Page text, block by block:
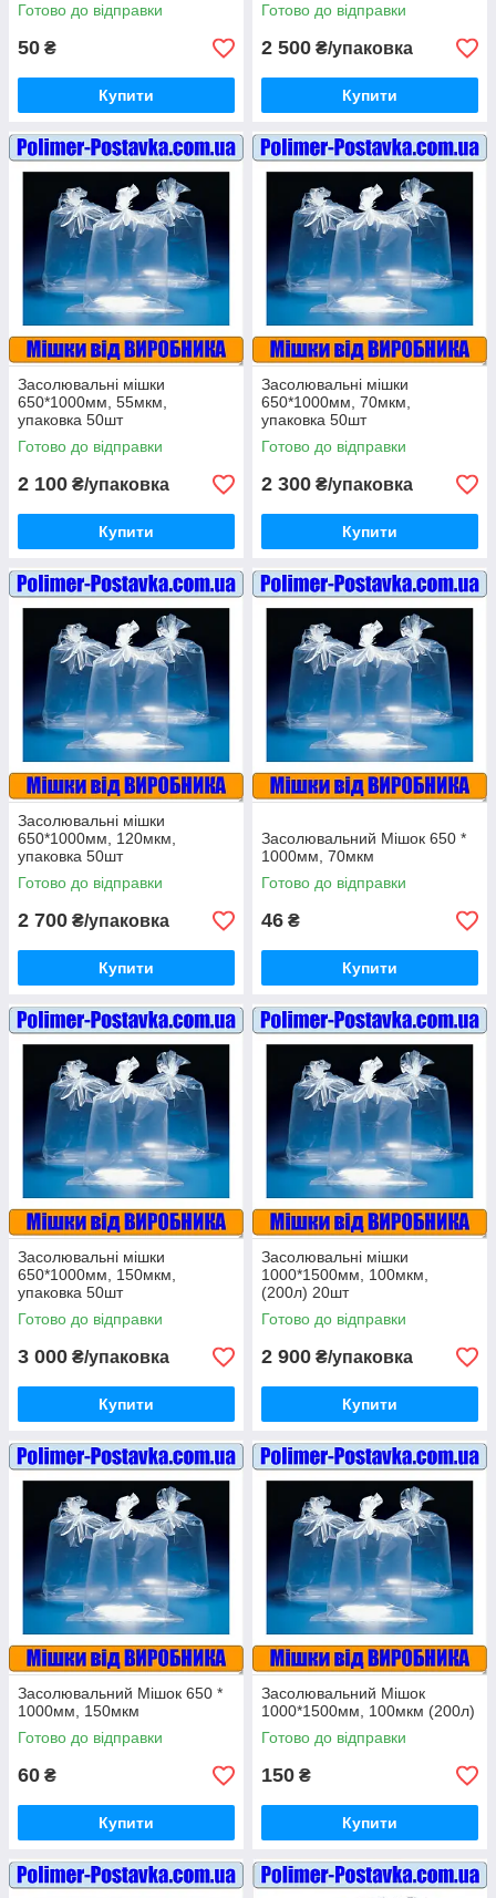
Готово до відправки
50 ₴
Купити
Готово до відправки
2 500 ₴/упаковка
Купити
Засолювальні мішки
650*1000мм, 55мкм,
упаковка 50шт
Готово до відправки
2 100 ₴/упаковка
Купити
Засолювальні мішки
650*1000мм, 70мкм,
упаковка 50шт
Готово до відправки
2 300 ₴/упаковка
Купити
Засолювальні мішки
650*1000мм, 120мкм,
упаковка 50шт
Готово до відправки
2 700 ₴/упаковка
Купити
Засолювальний Мішок 650 *
1000мм, 70мкм
Готово до відправки
46 ₴
Купити
Засолювальні мішки
650*1000мм, 150мкм,
упаковка 50шт
Готово до відправки
3 000 ₴/упаковка
Купити
Засолювальні мішки
1000*1500мм, 100мкм,
(200л) 20шт
Готово до відправки
2 900 ₴/упаковка
Купити
Засолювальний Мішок 650 *
1000мм, 150мкм
Готово до відправки
60 ₴
Купити
Засолювальний Мішок
1000*1500мм, 100мкм (200л)
Готово до відправки
150 ₴
Купити